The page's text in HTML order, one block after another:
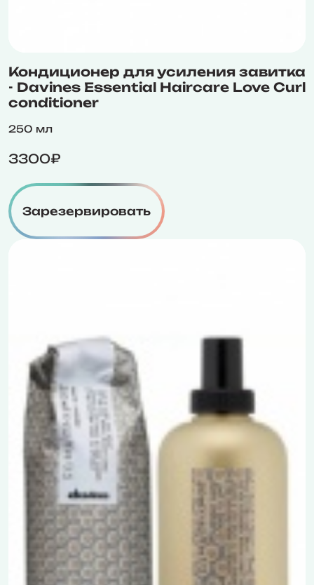
Кондиционер для усиления завитка
- Davines Essential Haircare Love Curl
conditioner
250 мл
3300₽
Зарезервировать